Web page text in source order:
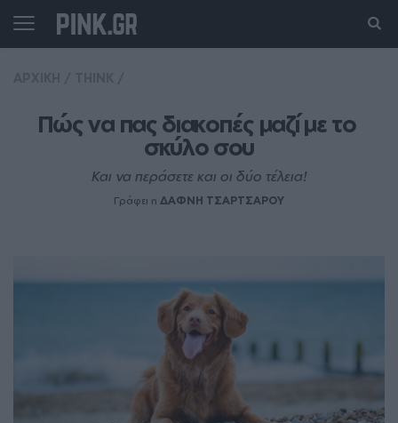
Πώς να πας διακοπές μαζί με το
σκύλο σου
Και να περάσετε και οι δύο τέλεια!
Γράφει η ΔΑΦΝΗ ΤΣΑΡΤΣΑΡΟΥ